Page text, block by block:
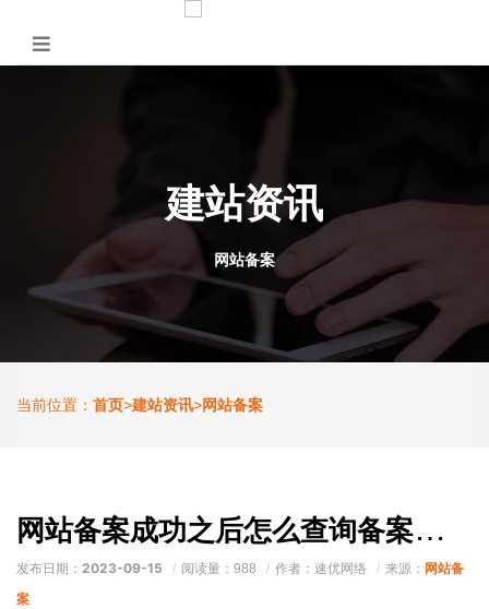
建站资讯
网站备案
当前位置： 首页>建站资讯>网站备案
网站备案成功之后怎么查询备案号？网站备案是否成功怎么确认？
发布日期： 2023-09-15 阅读量：988 作者：速优网络 来源： 网站备
案